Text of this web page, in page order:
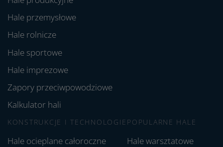
Hale przemysłowe
Hale rolnicze
Hale sportowe
Hale imprezowe
Zapory przeciwpowodziowe
Kalkulator hali
KONSTRUKCJE I TECHNOLOGIE
Hale ocieplane całoroczne
POPULARNE HALE
Hale warsztatowe